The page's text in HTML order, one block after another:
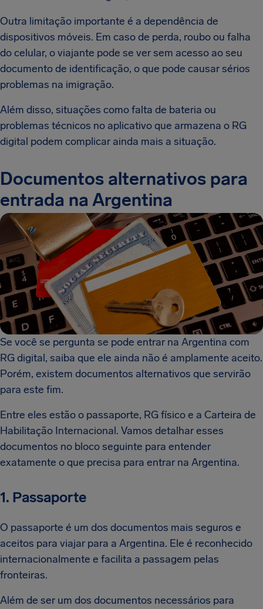
Outra limitação importante é a dependência de
dispositivos móveis. Em caso de perda, roubo ou falha
do celular, o viajante pode se ver sem acesso ao seu
documento de identificação, o que pode causar sérios
problemas na imigração.
Além disso, situações como falta de bateria ou
problemas técnicos no aplicativo que armazena o RG
digital podem complicar ainda mais a situação.
Documentos alternativos para
entrada na Argentina
Se você se pergunta se pode entrar na Argentina com
RG digital, saiba que ele ainda não é amplamente aceito.
Porém, existem documentos alternativos que servirão
para este fim.
Entre eles estão o passaporte, RG físico e a Carteira de
Habilitação Internacional. Vamos detalhar esses
documentos no bloco seguinte para entender
exatamente o que precisa para entrar na Argentina.
1. Passaporte
O passaporte é um dos documentos mais seguros e
aceitos para viajar para a Argentina. Ele é reconhecido
internacionalmente e facilita a passagem pelas
fronteiras.
Além de ser um dos documentos necessários para